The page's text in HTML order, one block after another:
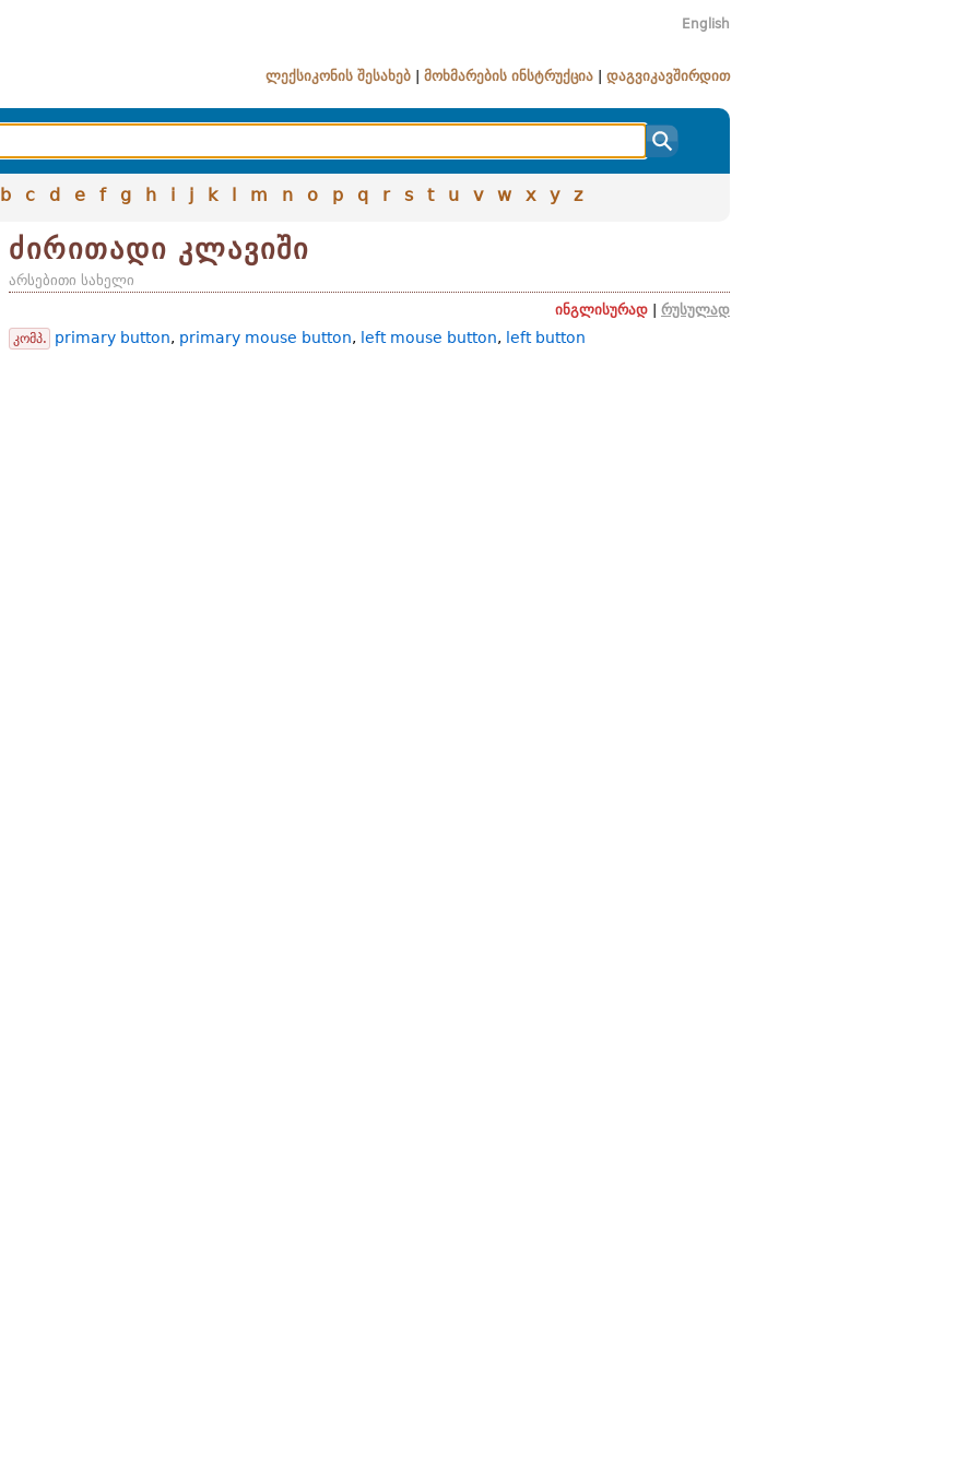
English
ლექსიკონის შესახებ მოხმარების ინსტრუქცია დაგვიკავშირდით
b c d e f g h i j k l m n o p q r s t u v w x y z
ძირითადი კლავიში
არსებითი სახელი
ინგლისურად
რუსულად
კომპ. primary button, primary mouse button, left mouse button, left button